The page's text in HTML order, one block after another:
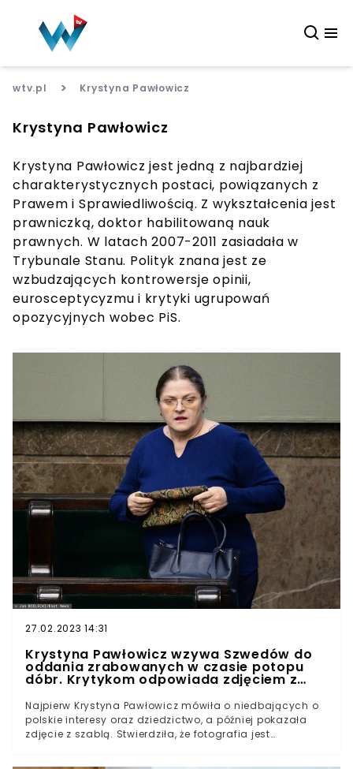
wtv.pl > Krystyna Pawłowicz
Krystyna Pawłowicz
Krystyna Pawłowicz jest jedną z najbardziej
charakterystycznych postaci, powiązanych z
Prawem i Sprawiedliwością. Z wykształcenia jest
prawniczką, doktor habilitowaną nauk
prawnych. W latach 2007-2011 zasiadała w
Trybunale Stanu. Polityk znana jest ze
wzbudzających kontrowersje opinii,
eurosceptycyzmu i krytyki ugrupowań
opozycyjnych wobec PiS.
27.02.2023 14:31
Krystyna Pawłowicz wzywa Szwedów do
oddania zrabowanych w czasie potopu
dóbr. Krytykom odpowiada zdjęciem z
Najpierw Krystyna Pawłowicz mówiła o niedbających o
polskie interesy oraz dziedzictwo, a później pokazała
zdjęcie z szablą. Stwierdziła, że fotografia jest